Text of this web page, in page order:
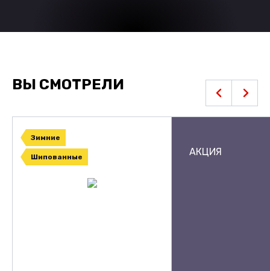
ВЫ СМОТРЕЛИ
Зимние
Шипованные АКЦИЯ